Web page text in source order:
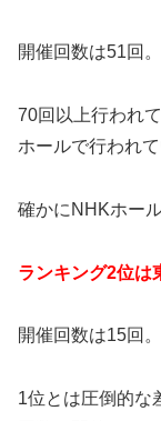
開催回数は51回。
70回以上行われ
ホールで行われ
確かにNHKホー
ランキング2位は
開催回数は15回。
1位とは圧倒的な